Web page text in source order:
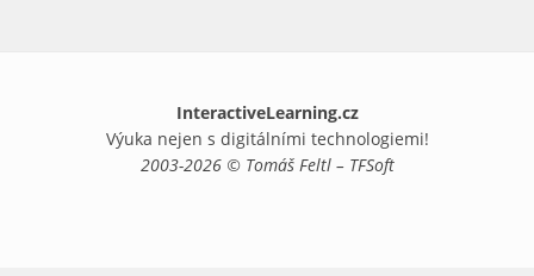
InteractiveLearning.cz
Výuka nejen s digitálními technologiemi!
2003-2026 © Tomáš Feltl – TFSoft